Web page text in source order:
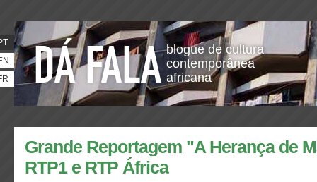
blogue de cultura
contemporânea
africana
Grande Reportagem "A Herança de
RTP1 e RTP África